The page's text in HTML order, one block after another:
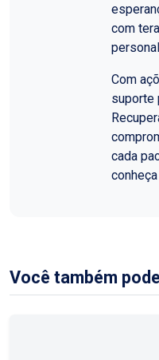
com
Com
suporte
cada
Você também